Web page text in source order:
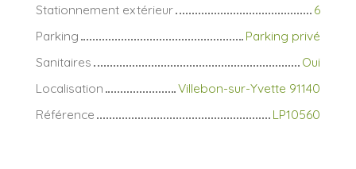
Stationnement extérieur
6
Parking
Parking privé
Sanitaires
Oui
Localisation
Villebon-sur-Yvette 91140
Référence
LP10560